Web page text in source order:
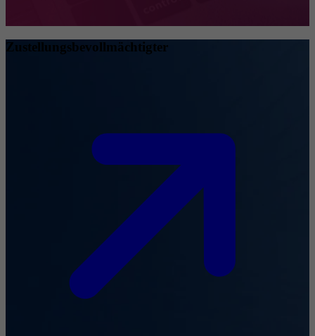
Zustellungsbevollmächtigter